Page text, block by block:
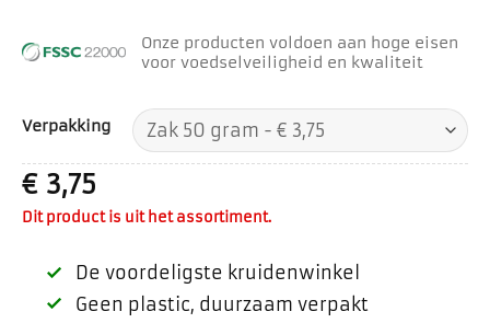
Onze producten voldoen aan hoge eisen
voor voedselveiligheid en kwaliteit
Verpakking
€3,75
Dit product is uit het assortiment.
De voordeligste kruidenwinkel
Geen plastic, duurzaam verpakt